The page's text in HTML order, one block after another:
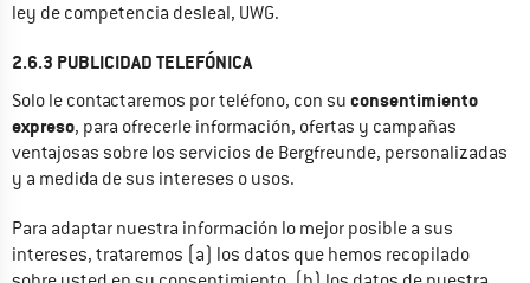
ley de competencia desleal, UWG.
2.6.3 PUBLICIDAD TELEFÓNICA
Solo le contactaremos por teléfono, con su consentimiento
expreso, para ofrecerle información, ofertas y campañas
ventajosas sobre los servicios de Bergfreunde, personalizadas
y a medida de sus intereses o usos.
Para adaptar nuestra información lo mejor posible a sus
intereses, trataremos (a) los datos que hemos recopilado